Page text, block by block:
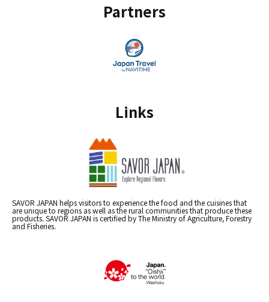
Partners
Links
SAVOR JAPAN helps visitors to experience the food and the cuisines that
are unique to regions as well as the rural communities that produce these
products. SAVOR JAPAN is certified by The Ministry of Agriculture, Forestry
and Fisheries.